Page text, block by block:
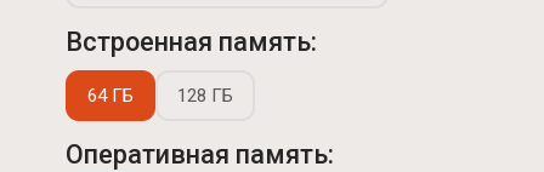
Встроенная память:
64 ГБ 128 ГБ
Оперативная память: